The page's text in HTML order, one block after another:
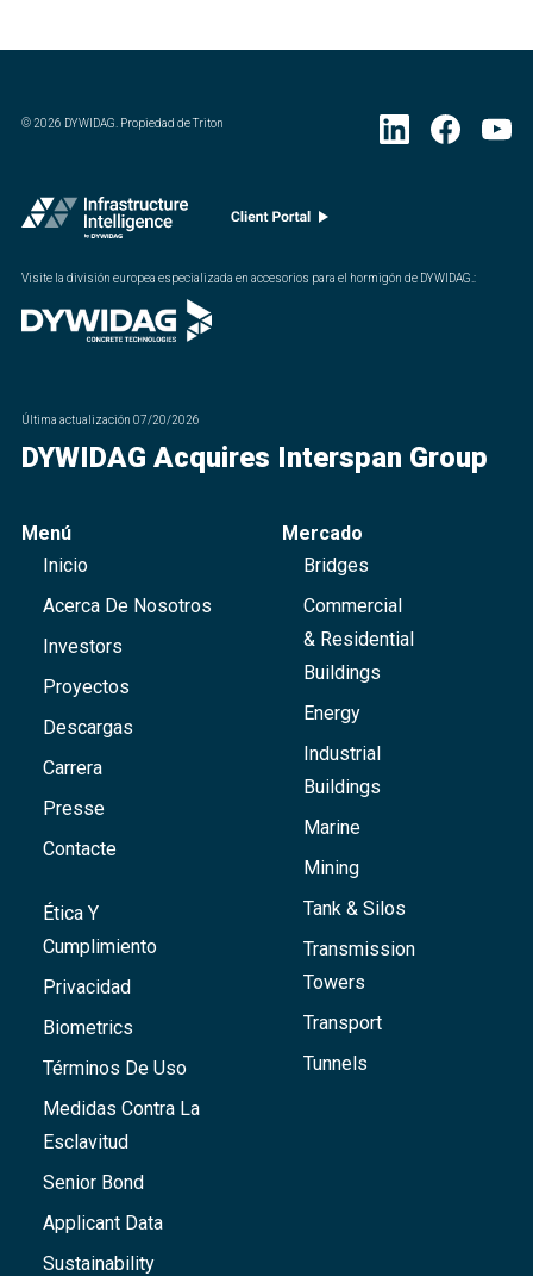
©2026 DYWIDAG. Propiedad de Triton
Visite la división europea especializada en accesorios para el hormigón de DYWIDAG. :
Última actualización 07/20/2026
DYWIDAG Acquires Interspan Group
Menú
Inicio
Acerca De Nosotros
Investors
Proyectos
Descargas
Carrera
Presse
Contacte
Ética Y
Cumplimiento
Privacidad
Biometrics
Términos De Uso
Medidas Contra La
Esclavitud
Senior Bond
Applicant Data
Sustainability
Mercado
Bridges
Commercial
& Residential
Buildings
Energy
Industrial
Buildings
Marine
Mining
Tank & Silos
Transmission
Towers
Transport
Tunnels